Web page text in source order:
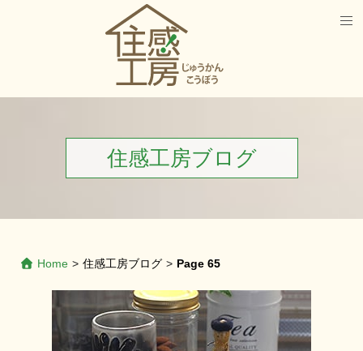
住感工房ブログ
Home > 住感工房ブログ > Page 65